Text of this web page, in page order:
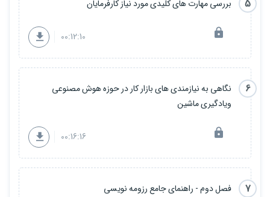
5 بررسی مهارت های کلیدی مورد نیاز کارفرمایان
00:12:10
6
نگاهی به نیازمندی های بازار کار در حوزه هوش مصنوعی
ویادگیری ماشین
00:16:16
7 فصل دوم - راهنمای جامع رزومه نویسی